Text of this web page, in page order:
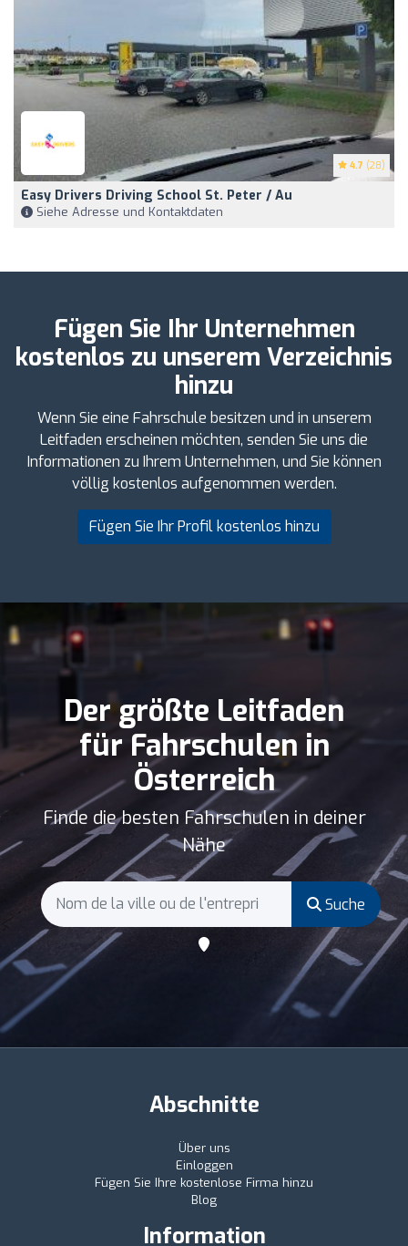
4.7 (28)
Easy Drivers Driving School St. Peter / Au
Siehe Adresse und Kontaktdaten
Fügen Sie Ihr Unternehmen
kostenlos zu unserem Verzeichnis
hinzu
Wenn Sie eine Fahrschule besitzen und in unserem
Leitfaden erscheinen möchten, senden Sie uns die
Informationen zu Ihrem Unternehmen, und Sie können
völlig kostenlos aufgenommen werden.
Fügen Sie Ihr Profil kostenlos hinzu
Der größte Leitfaden
für Fahrschulen in
Österreich
Finde die besten Fahrschulen in deiner
Nähe
Suche
Abschnitte
Über uns
Einloggen
Fügen Sie Ihre kostenlose Firma hinzu
Blog
Information